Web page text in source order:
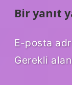
Bir yanıt
E-posta
Gerekli